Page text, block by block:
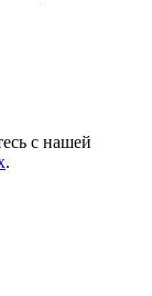
с нашей
.